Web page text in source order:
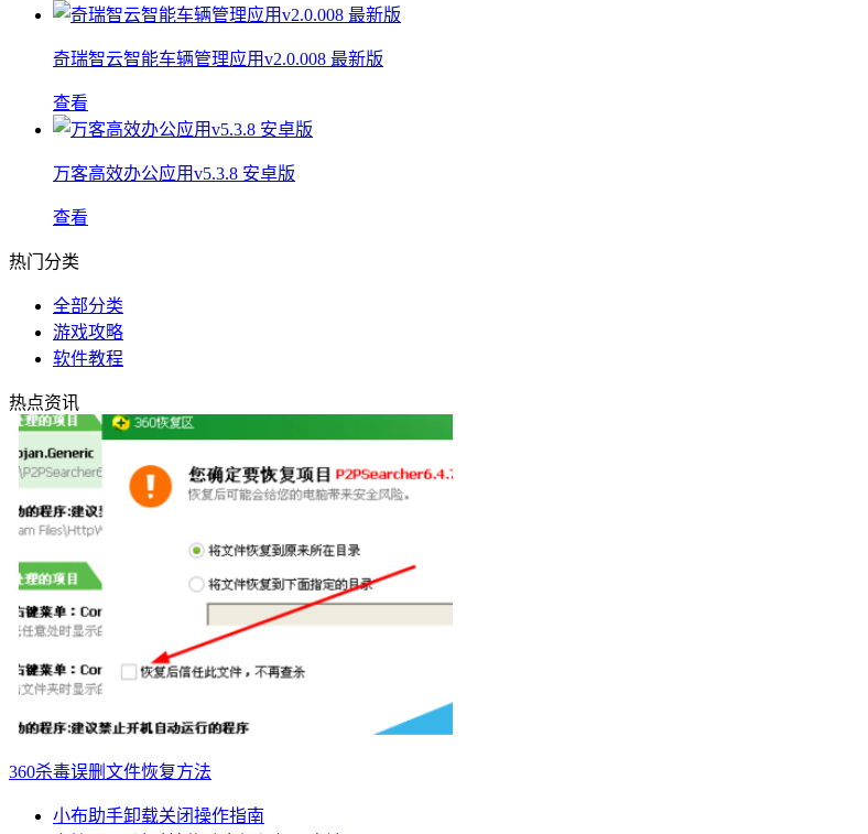
奇瑞智云智能车辆管理应用v2.0.008 最新版
查看
万客高效办公应用v5.3.8 安卓版
查看
热门分类
全部分类
游戏攻略
软件教程
热点资讯
360杀毒误删文件恢复方法
小布助手卸载关闭操作指南